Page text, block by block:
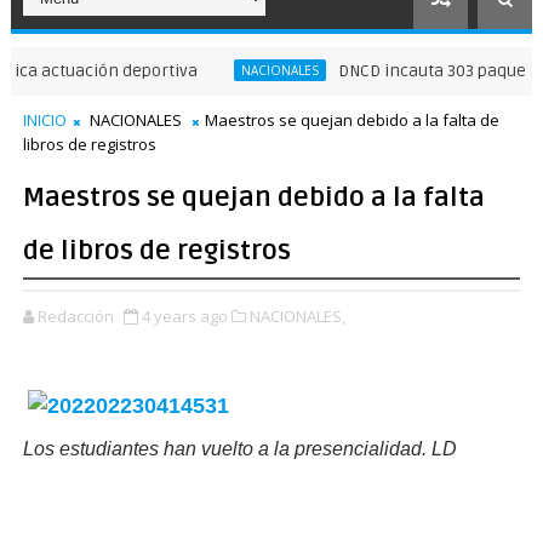
deportiva NACIONALES DNCD incauta 303 paquetes de
INICIO NACIONALES
Maestros se quejan debido a la falta de
libros de registros
Maestros se quejan debido a la falta
de libros de registros
Redacción 4 years ago NACIONALES,
Los estudiantes han vuelto a la presencialidad. LD